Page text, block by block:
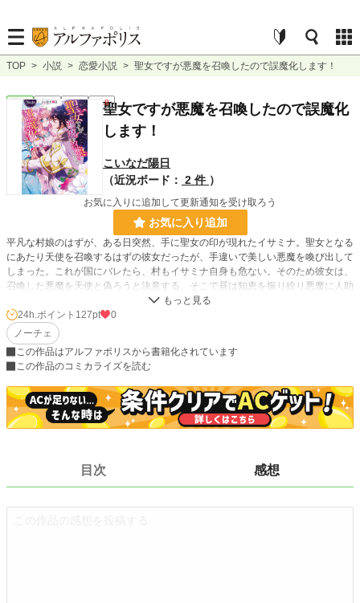
TOP > 小説 > 恋愛小説 > 聖女ですが悪魔を召喚したので誤魔化します！
恋愛 完結 長編 R18聖女ですが悪魔を召喚したので誤魔化
します！
こいなだ陽日
（近況ボード： 2 件 ）
お気に入りに追加して更新通知を受け取ろう
お気に入り追加
平凡な村娘のはずが、ある日突然、手に聖女の印が現れたイサミナ。聖女となる
にあたり天使を召喚するはずの彼女だったが、手違いで美しい悪魔を喚び出して
しまった。これが国にバレたら、村もイサミナ自身も危ない。そのため彼女は、
召喚した悪魔を天使と偽ろうと決意する。そこで昼は知恵を振り絞り悪魔に人助
けをさせ〝天使〟としての実績を積むことに……。一方、夜は召喚者として悪魔
に体を捧げ、快楽に身悶える日々を送るのだった。そんな中で、想像以上に優し
く自分を扱ってくれる悪魔にイサミナは少しずつ惹かれていって――
小説 8,999 位 / 228,744 件
恋愛 4,007 位 / 66,363 件
お気に入り 65
文字数(レンタル含む)
更新日時 2019.10.07 14:12
24h.ポイント 127pt
0
ノーチェ
この作品はアルファポリスから書籍化されています
この作品のコミカライズを読む
目次 感想